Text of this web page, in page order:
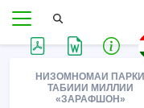
НИЗОМНОМАИ ПАРКИ
ТАБИИИ МИЛЛИИ
«ЗАРАФШОН»